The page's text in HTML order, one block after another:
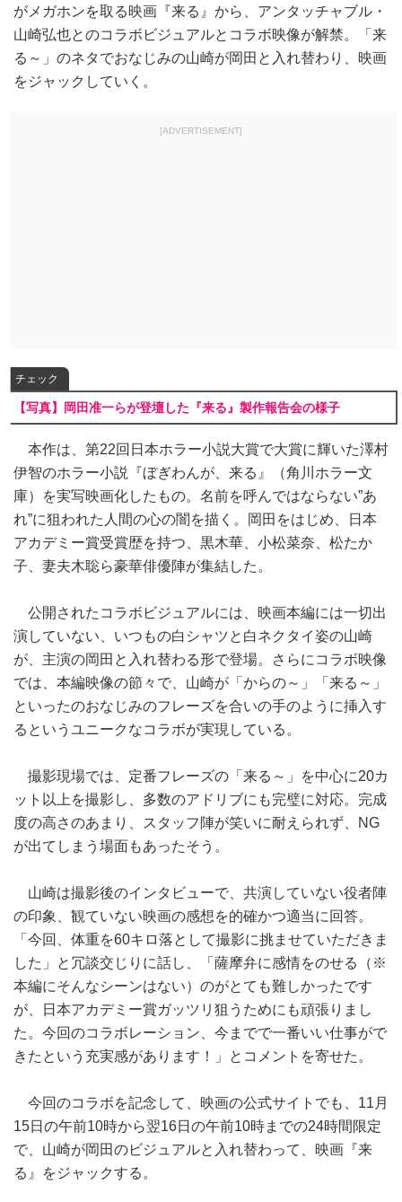
がメガホンを取る映画『来る』から、アンタッチャブル・
山崎弘也とのコラボビジュアルとコラボ映像が解禁。「来
る～」のネタでおなじみの山崎が岡田と入れ替わり、映画
をジャックしていく。
[ADVERTISEMENT]
チェック
【写真】岡田准一らが登壇した『来る』製作報告会の様子
本作は、第22回日本ホラー小説大賞で大賞に輝いた澤村
伊智のホラー小説『ぼぎわんが、来る』（角川ホラー文
庫）を実写映画化したもの。名前を呼んではならない”あ
れ”に狙われた人間の心の闇を描く。岡田をはじめ、日本
アカデミー賞受賞歴を持つ、黒木華、小松菜奈、松たか
子、妻夫木聡ら豪華俳優陣が集結した。
公開されたコラボビジュアルには、映画本編には一切出
演していない、いつもの白シャツと白ネクタイ姿の山崎
が、主演の岡田と入れ替わる形で登場。さらにコラボ映像
では、本編映像の節々で、山崎が「からの～」「来る～」
といったのおなじみのフレーズを合いの手のように挿入す
るというユニークなコラボが実現している。
撮影現場では、定番フレーズの「来る～」を中心に20カ
ット以上を撮影し、多数のアドリブにも完璧に対応。完成
度の高さのあまり、スタッフ陣が笑いに耐えられず、NG
が出てしまう場面もあったそう。
山崎は撮影後のインタビューで、共演していない役者陣
の印象、観ていない映画の感想を的確かつ適当に回答。
「今回、体重を60キロ落として撮影に挑ませていただきま
した」と冗談交じりに話し、「薩摩弁に感情をのせる（※
本編にそんなシーンはない）のがとても難しかったです
が、日本アカデミー賞ガッツリ狙うためにも頑張りまし
た。今回のコラボレーション、今までで一番いい仕事がで
きたという充実感があります！」とコメントを寄せた。
今回のコラボを記念して、映画の公式サイトでも、11月
15日の午前10時から翌16日の午前10時までの24時間限定
で、山崎が岡田のビジュアルと入れ替わって、映画『来
る』をジャックする。